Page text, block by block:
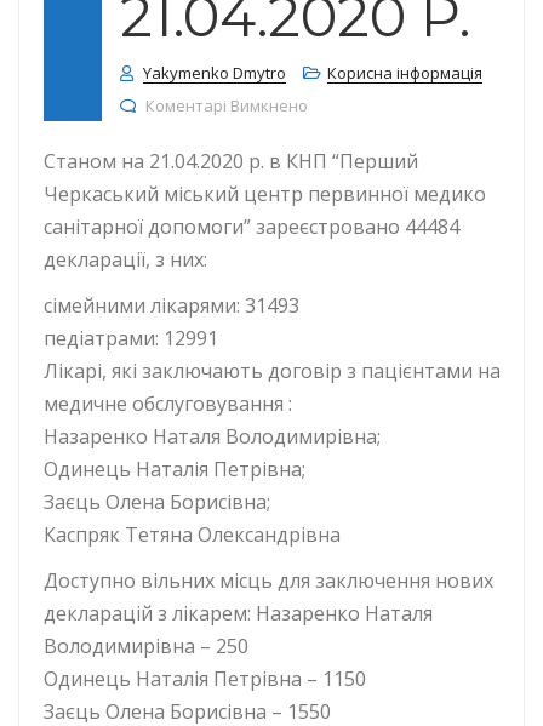
21.04.2020 Р.
Yakymenko Dmytro
Корисна інформація
Коментарі Вимкнено
Станом на 21.04.2020 р. в КНП “Перший
Черкаський міський центр первинної медико
санітарної допомоги” зареєстровано 44484
декларації, з них:
сімейними лікарями: 31493
педіатрами: 12991
Лікарі, які заключають договір з пацієнтами на
медичне обслуговування :
Назаренко Наталя Володимирівна;
Одинець Наталія Петрівна;
Заєць Олена Борисівна;
Каспряк Тетяна Олександрівна
Доступно вільних місць для заключення нових
декларацій з лікарем: Назаренко Наталя
Володимирівна – 250
Одинець Наталія Петрівна – 1150
Заєць Олена Борисівна – 1550